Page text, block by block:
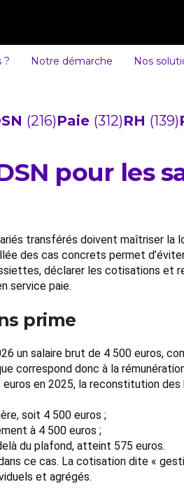
? Notre démarche Nos
(216)Paie (312)RH (139)
pour les
transférés doivent maîtriser la
des cas concrets permet
déclarer les cotisations et
service paie.
prime
un salaire brut de 4 500 euros,
correspond donc à la
en 2025, la reconstitution des
soit 4 500 euros ;
à 4 500 euros ;
du plafond, atteint 575 euros.
ce cas. La cotisation dite «
et agrégés.